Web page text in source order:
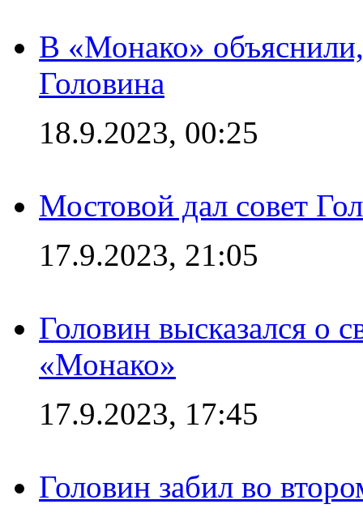
В «Монако»
Головина
18.9.2023, 00:25
Мостовой дал совет
17.9.2023, 21:05
Головин высказался о
«Монако»
17.9.2023, 17:45
Головин забил во